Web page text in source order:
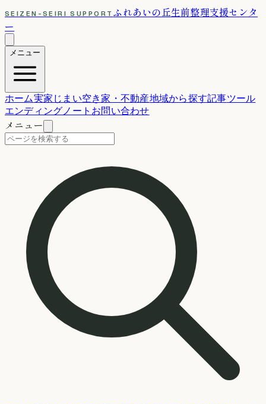
SEIZEN-SEIRI SUPPORT ふれあいの丘生前整理支援センタ
ー
メニュー
ホーム実家じまい空き家・不動産地域から探す記事ツール
エンディングノート お問い合わせ
メニュー